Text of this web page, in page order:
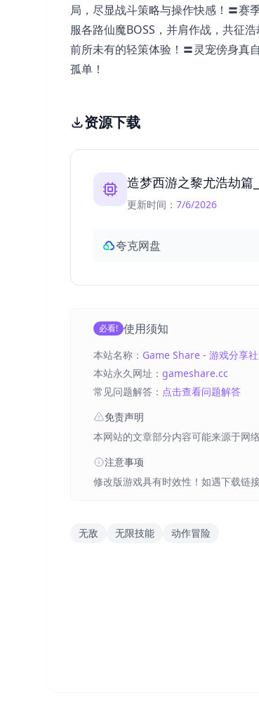
局，尽显战斗策略与操作快感！〓赛
服各路仙魔BOSS，并肩作战，共征
前所未有的轻策体验！〓灵宠傍身真
孤单！
资源下载
造梦西游之黎尤浩劫篇
更新时间： 7/6/2026
夸克网盘
必看! 使用须知
本站名称： Game Share - 游戏分享
本站永久网址： gameshare.cc
常见问题解答： 点击查看问题解答
免责声明
本网站的文章部分内容可能来源于网
注意事项
修改版游戏具有时效性！如遇下载链
无敌 无限技能 动作冒险